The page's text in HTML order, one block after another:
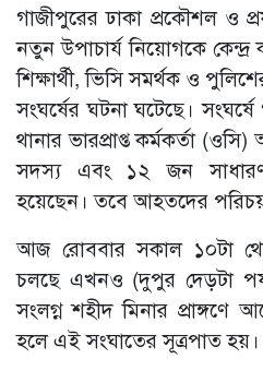
গাজীপুরের ঢাকা প্রকৌশল ও
নতুন উপাচার্য নিয়োগকে
শিক্ষার্থী, ভিসি সমর্থক ও
সংঘর্ষের ঘটনা ঘটেছে।
থানার ভারপ্রাপ্ত কর্মকর্তা
সদস্য এবং ১২ জন
হয়েছেন। তবে আহতদের পরিচয়
আজ রোববার সকাল ১০টা
চলছে এখনও (দুপুর দেড়টা
সংলগ্ন শহীদ মিনার প্রাঙ্গণে
হলে এই সংঘাতের সূত্রপাত হয়।